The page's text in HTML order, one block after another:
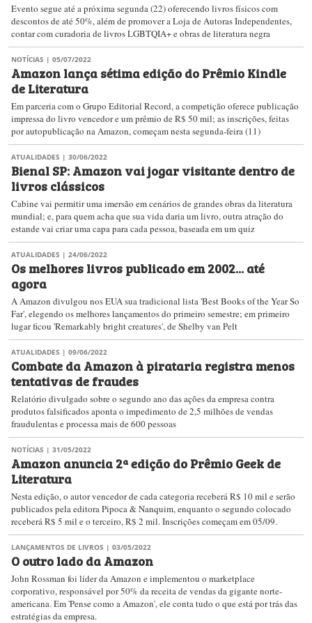
Evento segue até a próxima segunda (22) oferecendo livros físicos com
descontos de até 50%, além de promover a Loja de Autoras Independentes,
contar com curadoria de livros LGBTQIA+ e obras de literatura negra
NOTÍCIAS | 05/07/2022
Amazon lança sétima edição do Prêmio Kindle
de Literatura
Em parceria com o Grupo Editorial Record, a competição oferece publicação
impressa do livro vencedor e um prêmio de R$ 50 mil; as inscrições, feitas
por autopublicação na Amazon, começam nesta segunda-feira (11)
ATUALIDADES | 30/06/2022
Bienal SP: Amazon vai jogar visitante dentro de
livros clássicos
Cabine vai permitir uma imersão em cenários de grandes obras da literatura
mundial; e, para quem acha que sua vida daria um livro, outra atração do
estande vai criar uma capa para cada pessoa, baseada em um quiz
ATUALIDADES | 24/06/2022
Os melhores livros publicado em 2002... até
agora
A Amazon divulgou nos EUA sua tradicional lista 'Best Books of the Year So
Far', elegendo os melhores lançamentos do primeiro semestre; em primeiro
lugar ficou 'Remarkably bright creatures', de Shelby van Pelt
ATUALIDADES | 09/06/2022
Combate da Amazon à pirataria registra menos
tentativas de fraudes
Relatório divulgado sobre o segundo ano das ações da empresa contra
produtos falsificados aponta o impedimento de 2,5 milhões de vendas
fraudulentas e processa mais de 600 pessoas
NOTÍCIAS | 31/05/2022
Amazon anuncia 2ª edição do Prêmio Geek de
Literatura
Nesta edição, o autor vencedor de cada categoria receberá R$ 10 mil e serão
publicados pela editora Pipoca & Nanquim, enquanto o segundo colocado
receberá R$ 5 mil e o terceiro, R$ 2 mil. Inscrições começam em 05/09.
LANÇAMENTOS DE LIVROS | 03/05/2022
O outro lado da Amazon
John Rossman foi líder da Amazon e implementou o marketplace
corporativo, responsável por 50% da receita de vendas da gigante norte-
americana. Em 'Pense como a Amazon', ele conta tudo o que está por trás das
estratégias da empresa.